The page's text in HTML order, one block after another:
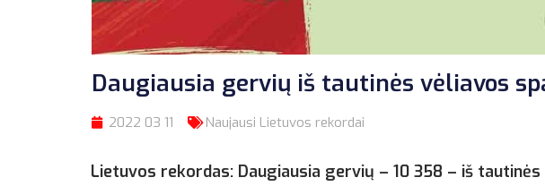
Daugiausia gervių iš tautinės vėliavos
2022 03 11 Naujausi Lietuvos rekordai
Lietuvos rekordas: Daugiausia gervių – 10 358 – iš